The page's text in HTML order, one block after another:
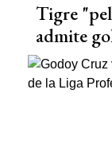
Tigre
admite